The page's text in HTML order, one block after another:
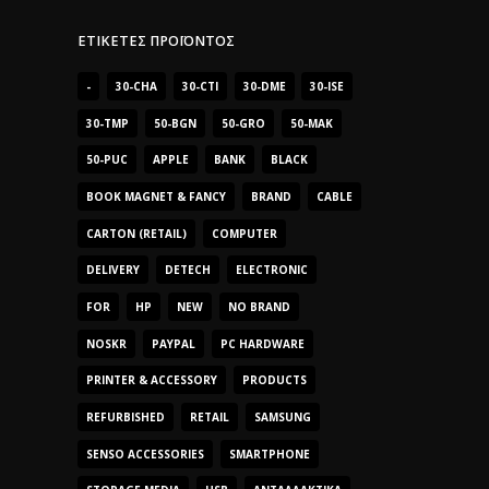
ΕΤΙΚΈΤΕΣ ΠΡΟΪΌΝΤΟΣ
- 30-CHA 30-CTI 30-DME 30-ISE
30-TMP 50-BGN 50-GRO 50-MAK
50-PUC APPLE BANK BLACK
BOOK MAGNET & FANCY BRAND CABLE
CARTON (RETAIL) COMPUTER
DELIVERY DETECH ELECTRONIC
FOR HP NEW NO BRAND
NOSKR PAYPAL PC HARDWARE
PRINTER & ACCESSORY PRODUCTS
REFURBISHED RETAIL SAMSUNG
SENSO ACCESSORIES SMARTPHONE